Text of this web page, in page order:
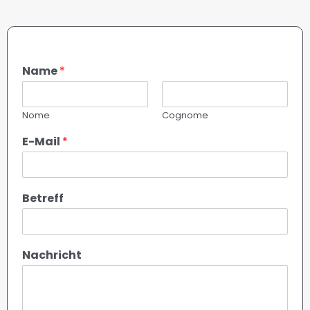
Name*
Nome Cognome
E-Mail *
Betreff
Nachricht